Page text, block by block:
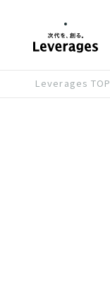
Leverages TOP